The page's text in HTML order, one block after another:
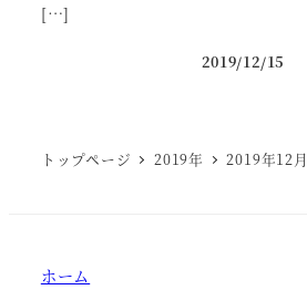
[…]
2019/12/15
トップページ 2019年 2019年12月
ホーム